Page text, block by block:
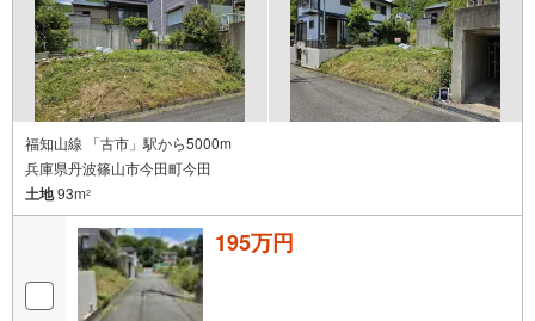
福知山線 「古市」駅から5000m
兵庫県丹波篠山市今田町今田
土地93m2
195万円